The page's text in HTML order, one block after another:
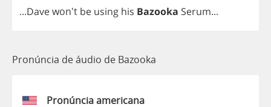
...Davewon't be using his Bazooka Serum...
Pronúncia de áudio de Bazooka
Pronúncia americana